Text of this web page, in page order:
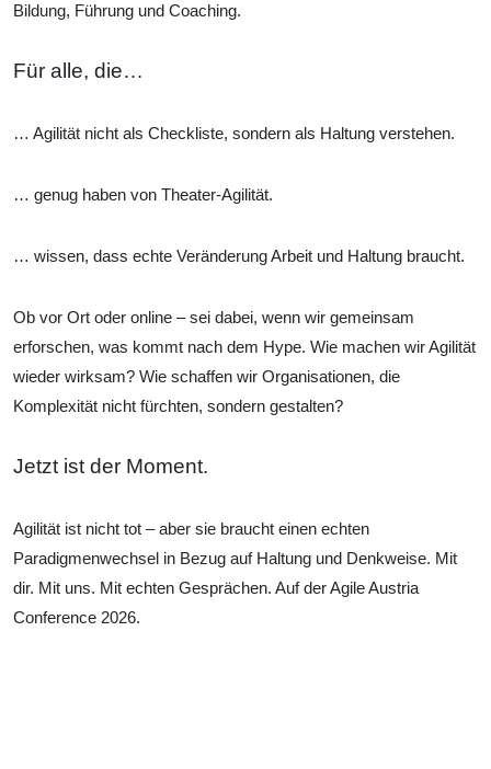
Bildung, Führung und Coaching.
Für alle, die…
… Agilität nicht als Checkliste, sondern als Haltung verstehen.
… genug haben von Theater-Agilität.
… wissen, dass echte Veränderung Arbeit und Haltung braucht.
Ob vor Ort oder online – sei dabei, wenn wir gemeinsam
erforschen, was kommt nach dem Hype. Wie machen wir Agilität
wieder wirksam? Wie schaffen wir Organisationen, die
Komplexität nicht fürchten, sondern gestalten?
Jetzt ist der Moment.
Agilität ist nicht tot – aber sie braucht einen echten
Paradigmenwechsel in Bezug auf Haltung und Denkweise. Mit
dir. Mit uns. Mit echten Gesprächen. Auf der Agile Austria
Conference 2026.